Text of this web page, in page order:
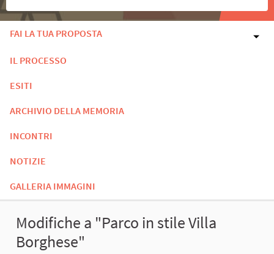
FAI LA TUA PROPOSTA
IL PROCESSO
ESITI
ARCHIVIO DELLA MEMORIA
INCONTRI
NOTIZIE
GALLERIA IMMAGINI
Modifiche a "Parco in stile Villa
Borghese"